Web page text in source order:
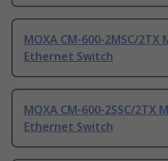
MOXA CM-600-2MSC/2TX
Ethernet Switch
MOXA CM-600-2SSC/2TX
Ethernet Switch